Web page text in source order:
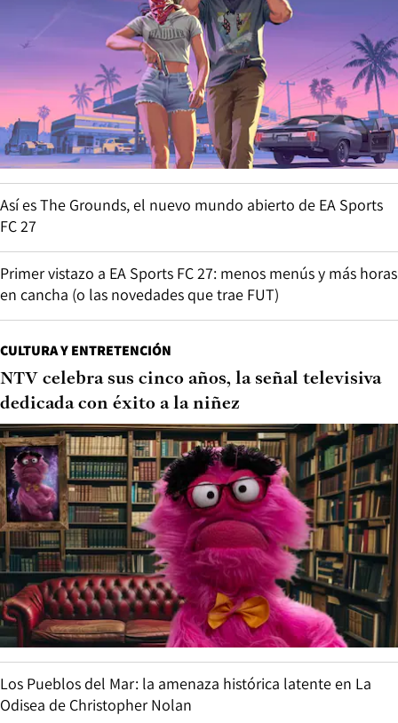
Así es The Grounds, el nuevo mundo abierto de EA Sports
FC 27
Primer vistazo a EA Sports FC 27: menos menús y más horas
en cancha (o las novedades que trae FUT)
CULTURA Y ENTRETENCIÓN
NTV celebra sus cinco años, la señal televisiva
dedicada con éxito a la niñez
Los Pueblos del Mar: la amenaza histórica latente en La
Odisea de Christopher Nolan